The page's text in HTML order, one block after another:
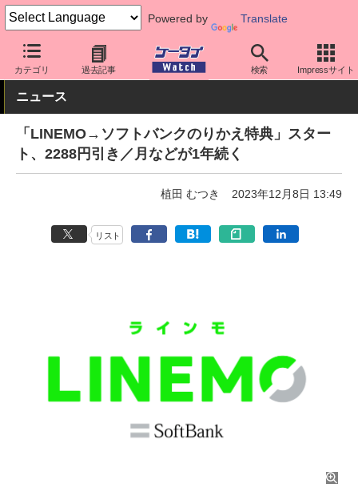
Powered by Translate
カテゴリ 過去記事 検索 Impressサイト
ケータイ Watch キャリア ソフトバンク 料金プラン・割引
ニュース
「LINEMO→ソフトバンクのりかえ特典」スター
ト、2288円引き／月などが1年続く
植田 むつき 2023年12月8日 13:49
リスト